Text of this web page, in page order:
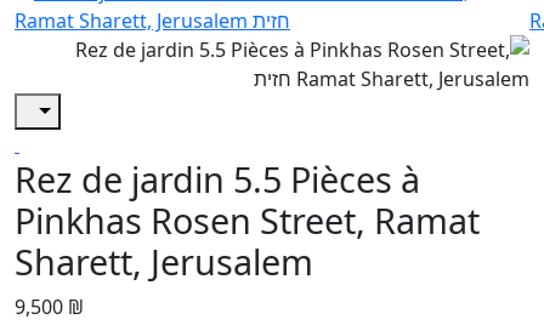
Rez de jardin 5.5 Pièces à
Pinkhas Rosen Street, Ramat
Sharett, Jerusalem
9,500 ₪